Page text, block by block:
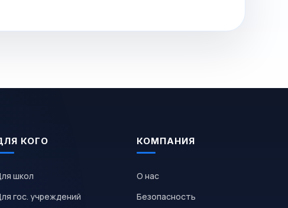
КОГО
школ
гос. учреждений
КОМПАНИЯ
О нас
Безопасность